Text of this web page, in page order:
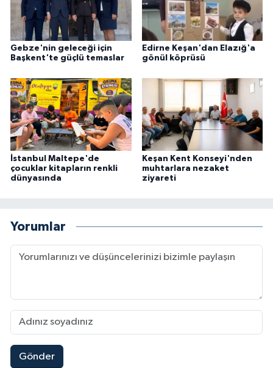
Gebze'nin geleceği için
Başkent'te güçlü temaslar
Edirne Keşan'dan Elazığ'a
gönül köprüsü
İstanbul Maltepe'de
çocuklar kitapların renkli
dünyasında
Keşan Kent Konseyi'nden
muhtarlara nezaket
ziyareti
Yorumlar
Gönder